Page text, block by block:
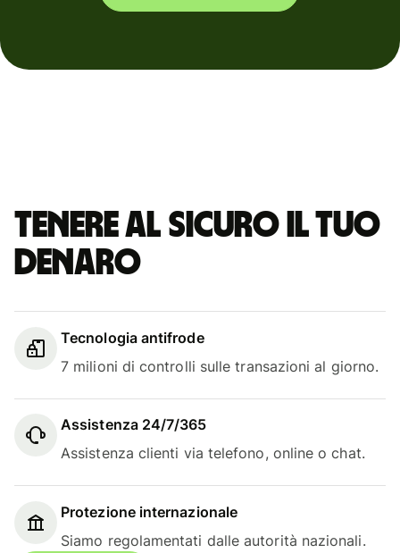
Tenere al sicuro il tuo
denaro
Tecnologia antifrode
7 milioni di controlli sulle transazioni al giorno.
Assistenza 24/7/365
Assistenza clienti via telefono, online o chat.
Protezione internazionale
Siamo regolamentati dalle autorità nazionali.